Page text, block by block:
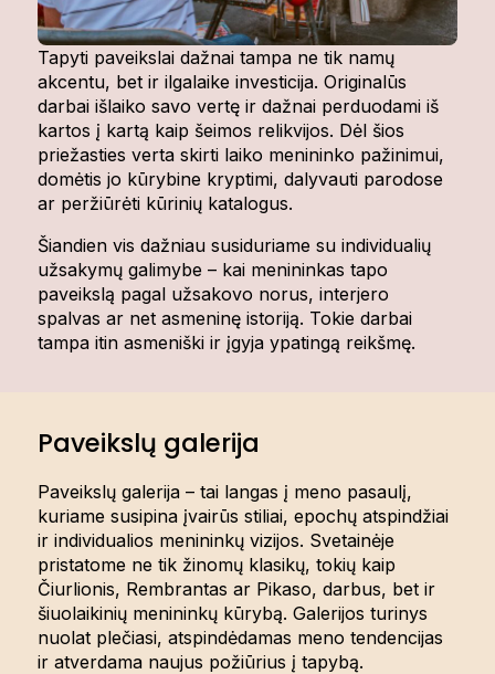
Tapyti paveikslai dažnai tampa ne tik namų
akcentu, bet ir ilgalaike investicija. Originalūs
darbai išlaiko savo vertę ir dažnai perduodami iš
kartos į kartą kaip šeimos relikvijos. Dėl šios
priežasties verta skirti laiko menininko pažinimui,
domėtis jo kūrybine kryptimi, dalyvauti parodose
ar peržiūrėti kūrinių katalogus.
Šiandien vis dažniau susiduriame su individualių
užsakymų galimybe – kai menininkas tapo
paveikslą pagal užsakovo norus, interjero
spalvas ar net asmeninę istoriją. Tokie darbai
tampa itin asmeniški ir įgyja ypatingą reikšmę.
Paveikslų galerija
Paveikslų galerija – tai langas į meno pasaulį,
kuriame susipina įvairūs stiliai, epochų atspindžiai
ir individualios menininkų vizijos. Svetainėje
pristatome ne tik žinomų klasikų, tokių kaip
Čiurlionis, Rembrantas ar Pikaso, darbus, bet ir
šiuolaikinių menininkų kūrybą. Galerijos turinys
nuolat plečiasi, atspindėdamas meno tendencijas
ir atverdama naujus požiūrius į tapybą.